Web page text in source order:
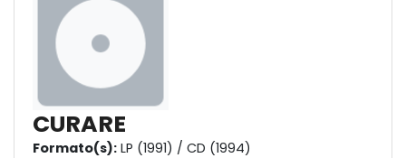
CURARE
Formato(s): LP (1991) / CD (1994)